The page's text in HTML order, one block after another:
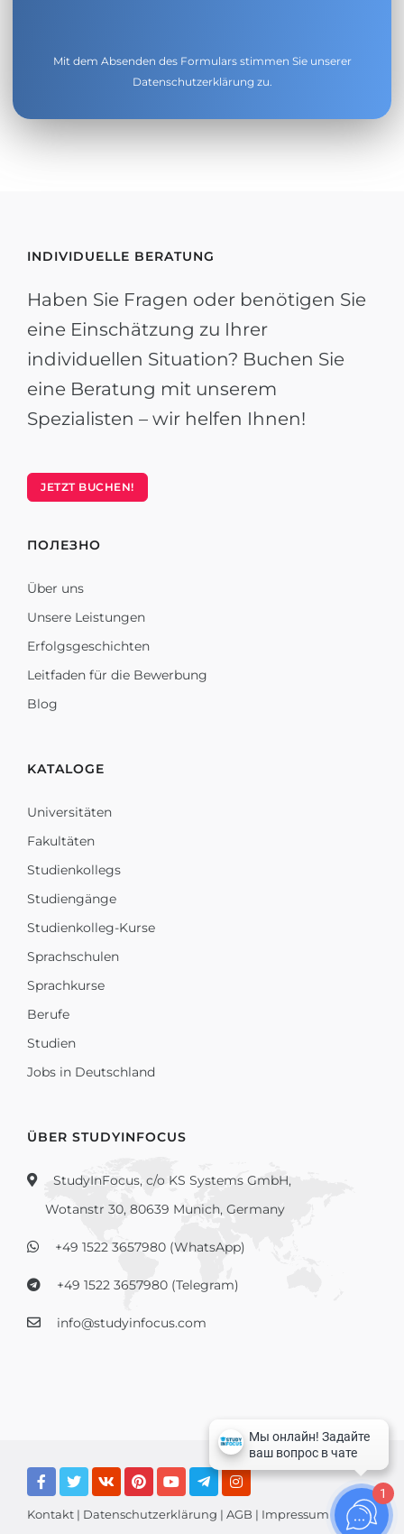
Mit dem Absenden des Formulars stimmen Sie unserer
Datenschutzerklärung zu.
INDIVIDUELLE BERATUNG
Haben Sie Fragen oder benötigen Sie
eine Einschätzung zu Ihrer
individuellen Situation? Buchen Sie
eine Beratung mit unserem
Spezialisten – wir helfen Ihnen!
JETZT BUCHEN!
ПОЛЕЗНО
Über uns
Unsere Leistungen
Erfolgsgeschichten
Leitfaden für die Bewerbung
Blog
KATALOGE
Universitäten
Fakultäten
Studienkollegs
Studiengänge
Studienkolleg-Kurse
Sprachschulen
Sprachkurse
Berufe
Studien
Jobs in Deutschland
ÜBER STUDYINFOCUS
StudyInFocus, c/o KS Systems GmbH,
Wotanstr 30, 80639 Munich, Germany
+49 1522 3657980 (WhatsApp)
+49 1522 3657980 (Telegram)
info@studyinfocus.com
Kontakt | Datenschutzerklärung | AGB | Impressum
1